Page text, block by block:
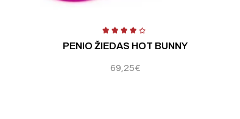
PENIO ŽIEDAS HOT BUNNY
69,25€